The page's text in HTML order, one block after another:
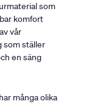
som
komfort
vår
som ställer
en säng
många olika